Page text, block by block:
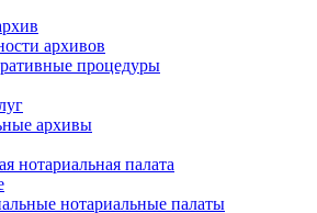
архивов
процедуры
архивы
нотариальная палата
нотариальные палаты